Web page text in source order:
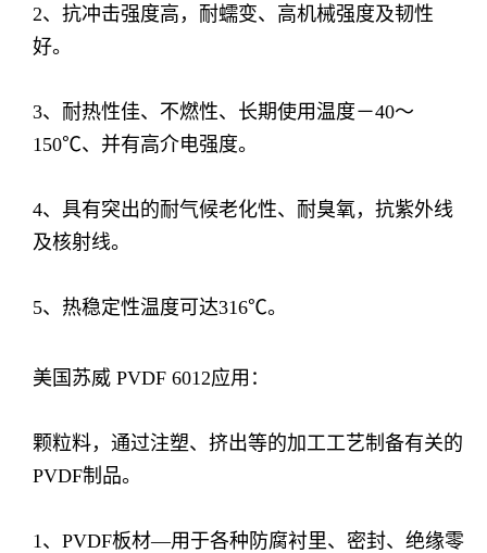
2、抗冲击强度高，耐蠕变、高机械强度及韧性
好。
3、耐热性佳、不燃性、长期使用温度－40～
150℃、并有高介电强度。
4、具有突出的耐气候老化性、耐臭氧，抗紫外线
及核射线。
5、热稳定性温度可达316℃。
美国苏威 PVDF 6012应用：
颗粒料，通过注塑、挤出等的加工工艺制备有关的
PVDF制品。
1、PVDF板材—用于各种防腐衬里、密封、绝缘零